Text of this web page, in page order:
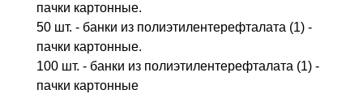
пачки картонные.
50 шт. - банки из полиэтилентерефталата (1) -
пачки картонные.
100 шт. - банки из полиэтилентерефталата (1) -
пачки картонные